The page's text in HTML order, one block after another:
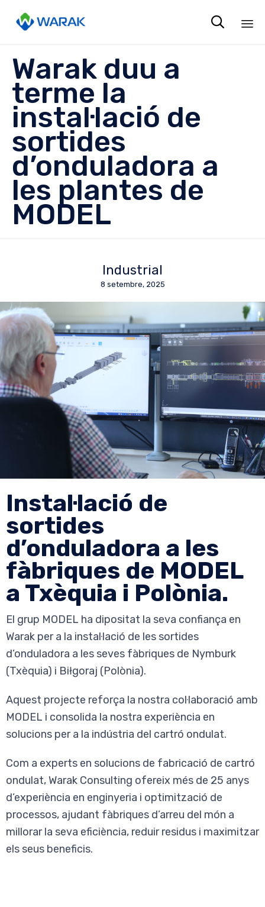

Warak duu a
terme la
instal·lació de
sortides
d’onduladora a
les plantes de
MODEL
Industrial
8 setembre, 2025
Instal·lació de
sortides
d’onduladora a les
fàbriques de MODEL
a Txèquia i Polònia.
El grup MODEL ha dipositat la seva confiança en
Warak per a la instal·lació de les sortides
d’onduladora a les seves fàbriques de Nymburk
(Txèquia) i Biłgoraj (Polònia).
Aquest projecte reforça la nostra col·laboració amb
MODEL i consolida la nostra experiència en
solucions per a la indústria del cartró ondulat.
Com a experts en solucions de fabricació de cartró
ondulat, Warak Consulting ofereix més de 25 anys
d’experiència en enginyeria i optimització de
processos, ajudant fàbriques d’arreu del món a
millorar la seva eficiència, reduir residus i maximitzar
els seus beneficis.